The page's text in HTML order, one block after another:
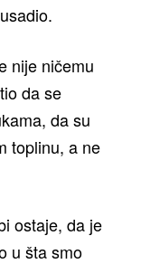
nije ničemu
da se
da su
toplinu, a ne
ostaje, da je
u šta smo